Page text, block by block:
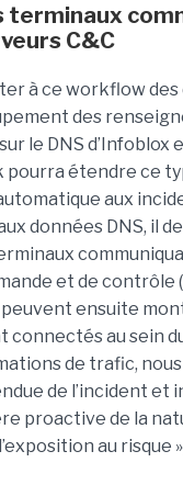
terminaux
C&C
à ce workflow des
des
le DNS d’Infoblox
pourra étendre ce
aux
données DNS, il
et de contrôle
ensuite
connectés au sein
de trafic,
de l’incident et
proactive de la
au risque